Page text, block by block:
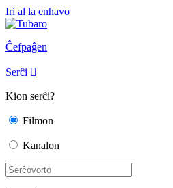
Iri al la enhavo
Ĉefpaĝen
Serĉi 
Kion serĉi?
Filmon
Kanalon